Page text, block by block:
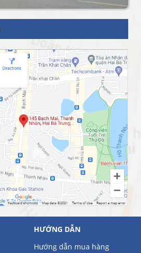
HƯỚNG DẪN
Hướng dẫn mua hàng